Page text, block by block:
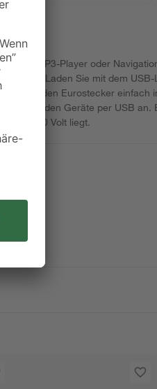
MP3-Player oder
Laden Sie mit dem
Sie den Eurostecker einfach
Geräte per USB an.
bei 230 Volt liegt.